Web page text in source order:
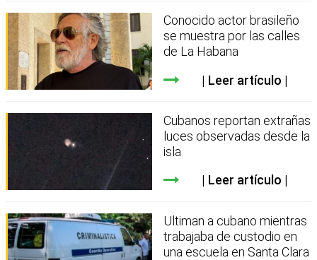
Conocido actor brasileño
se muestra por las calles
de La Habana
Leer artículo
Cubanos reportan extrañas
luces observadas desde la
isla
Leer artículo
Ultiman a cubano mientras
trabajaba de custodio en
una escuela en Santa Clara